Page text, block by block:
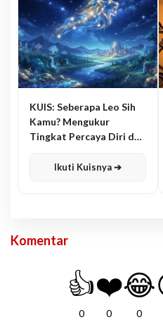
KUIS: Seberapa Leo Sih
Kamu? Mengukur
Tingkat Percaya Diri dan
Ikuti Kuisnya ➔
Komentar
👍
0
❤️
0
😂
0